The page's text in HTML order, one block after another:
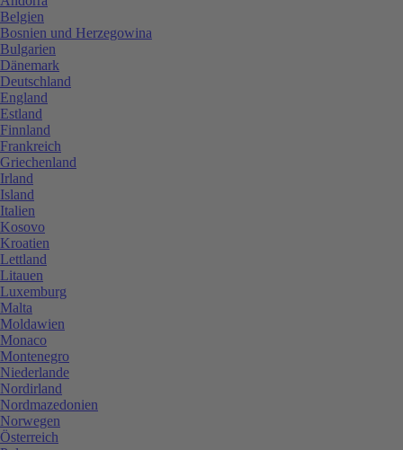
Belgien
Bosnien und Herzegowina
Bulgarien
Dänemark
Deutschland
England
Estland
Finnland
Frankreich
Griechenland
Irland
Island
Italien
Kosovo
Kroatien
Lettland
Litauen
Luxemburg
Malta
Moldawien
Monaco
Montenegro
Niederlande
Nordirland
Nordmazedonien
Norwegen
Österreich